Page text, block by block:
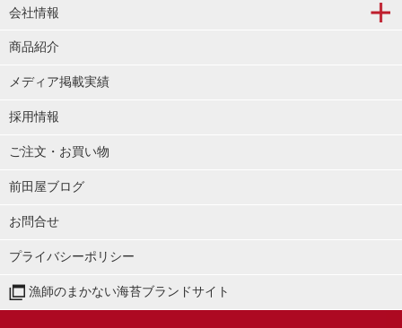
会社情報
商品紹介
メディア掲載実績
採用情報
ご注文・お買い物
前田屋ブログ
お問合せ
プライバシーポリシー
漁師のまかない海苔ブランドサイト